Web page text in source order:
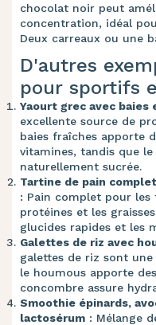
chocolat noir peut
concentration, idéal
Deux carreaux ou une
D'autres
pour sportifs
Yaourt grec avec baies
excellente source de
baies fraîches apporte
vitamines, tandis que
naturellement sucrée.
Tartine de pain
: Pain complet pour les
protéines et les
glucides rapides et les
Galettes de riz avec
galettes de riz sont
le houmous apporte
concombre assure
Smoothie épinards,
lactosérum : Mélange